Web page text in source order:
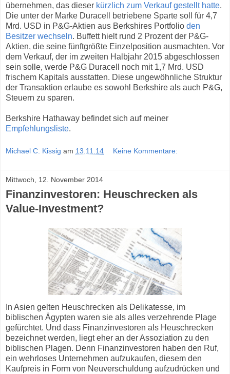
übernehmen, das dieser kürzlich zum Verkauf gestellt hatte.
Die unter der Marke Duracell betriebene Sparte soll für 4,7
Mrd. USD in P&G-Aktien aus Berkshires Portfolio den
Besitzer wechseln. Buffett hielt rund 2 Prozent der P&G-
Aktien, die seine fünftgrößte Einzelposition ausmachten. Vor
dem Verkauf, der im zweiten Halbjahr 2015 abgeschlossen
sein solle, werde P&G Duracell noch mit 1,7 Mrd. USD
frischem Kapitals ausstatten. Diese ungewöhnliche Struktur
der Transaktion erlaube es sowohl Berkshire als auch P&G,
Steuern zu sparen.
Berkshire Hathaway befindet sich auf meiner
Empfehlungsliste.
Michael C. Kissig am 13.11.14 Keine Kommentare:
Mittwoch, 12. November 2014
Finanzinvestoren: Heuschrecken als
Value-Investment?
In Asien gelten Heuschrecken als Delikatesse, im
biblischen Ägypten waren sie als alles verzehrende Plage
gefürchtet. Und dass Finanzinvestoren als Heuschrecken
bezeichnet werden, liegt eher an der Assoziation zu den
biblischen Plagen. Denn Finanzinvestoren haben den Ruf,
ein wehrloses Unternehmen aufzukaufen, diesem den
Kaufpreis in Form von Neuverschuldung aufzudrücken und